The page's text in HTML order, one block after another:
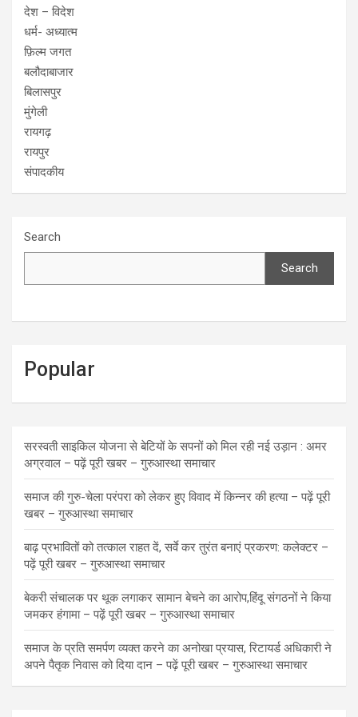
देश – विदेश
धर्म- अध्यात्म
फ़िल्म जगत
बलौदाबाजार
बिलासपुर
मुंगेली
रायगढ़
रायपुर
संपादकीय
Search
Search
Popular
सरस्वती साइकिल योजना से बेटियों के सपनों को मिल रही नई उड़ान : अमर
अग्रवाल – पढ़ें पूरी खबर – गुरुआस्था समाचार
समाज की गुरु-चेला परंपरा को लेकर हुए विवाद में किन्नर की हत्या – पढ़ें पूरी
खबर – गुरुआस्था समाचार
बाढ़ प्रभावितों को तत्काल राहत दें, सर्वे कर तुरंत बनाएं प्रकरण: कलेक्टर –
पढ़ें पूरी खबर – गुरुआस्था समाचार
बेकरी संचालक पर थूक लगाकर सामान बेचने का आरोप,हिंदू संगठनों ने किया
जमकर हंगामा – पढ़ें पूरी खबर – गुरुआस्था समाचार
समाज के प्रति समर्पण व्यक्त करने का अनोखा प्रयास, रिटायर्ड अधिकारी ने
अपने पैतृक निवास को दिया दान – पढ़ें पूरी खबर – गुरुआस्था समाचार